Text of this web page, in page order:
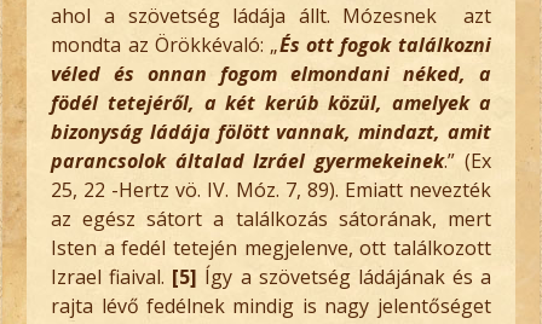
ahol a szövetség ládája állt. Mózesnek azt
mondta az Örökkévaló: „És ott fogok találkozni
véled és onnan fogom elmondani néked, a
födél tetejéről, a két kerúb közül, amelyek a
bizonyság ládája fölött vannak, mindazt, amit
parancsolok általad Izráel gyermekeinek.” (Ex
25, 22 -Hertz vö. IV. Móz. 7, 89). Emiatt nevezték
az egész sátort a találkozás sátorának, mert
Isten a fedél tetején megjelenve, ott találkozott
Izrael fiaival. [5] Így a szövetség ládájának és a
rajta lévő fedélnek mindig is nagy jelentőséget